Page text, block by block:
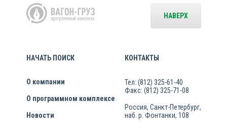
НАЧАТЬ ПОИСК
О компании
О программном комплексе
Новости
КОНТАКТЫ
Тел: (812) 325-61-40
Факс: (812) 325-71-08
Россия, Санкт-Петербург,
наб. р. Фонтанки, 108
НАВЕРХ